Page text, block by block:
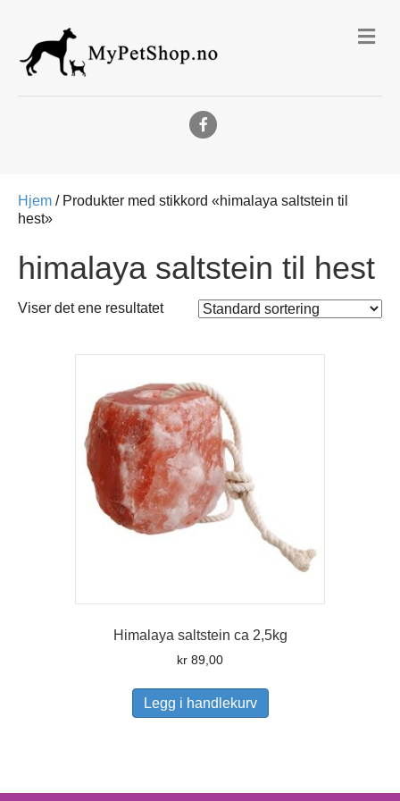
Facebook
Hjem / Produkter med stikkord «himalaya saltstein til
hest»
himalaya saltstein til hest
Viser det ene resultatet
Himalaya saltstein ca 2,5kg
kr 89,00
Legg i handlekurv